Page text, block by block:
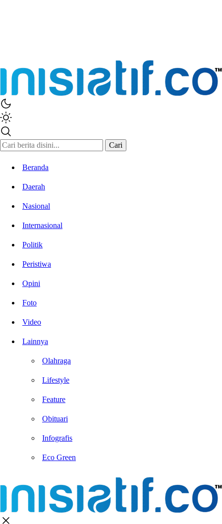
Inisiatif.co
Stay Connected Stay Informed
Cari
Beranda
Daerah
Nasional
Internasional
Politik
Peristiwa
Opini
Foto
Video
Lainnya
Olahraga
Lifestyle
Feature
Obituari
Infografis
Eco Green